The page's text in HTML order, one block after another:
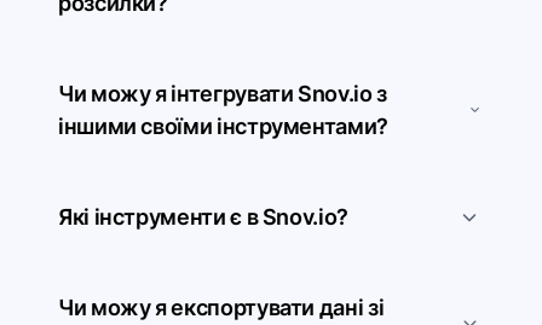
Чи можу я інтегрувати Snov.io з
іншими своїми інструментами?
Які інструменти є в Snov.io?
Чи можу я експортувати дані зі